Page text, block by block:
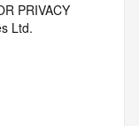
PRIVACY
Ltd.